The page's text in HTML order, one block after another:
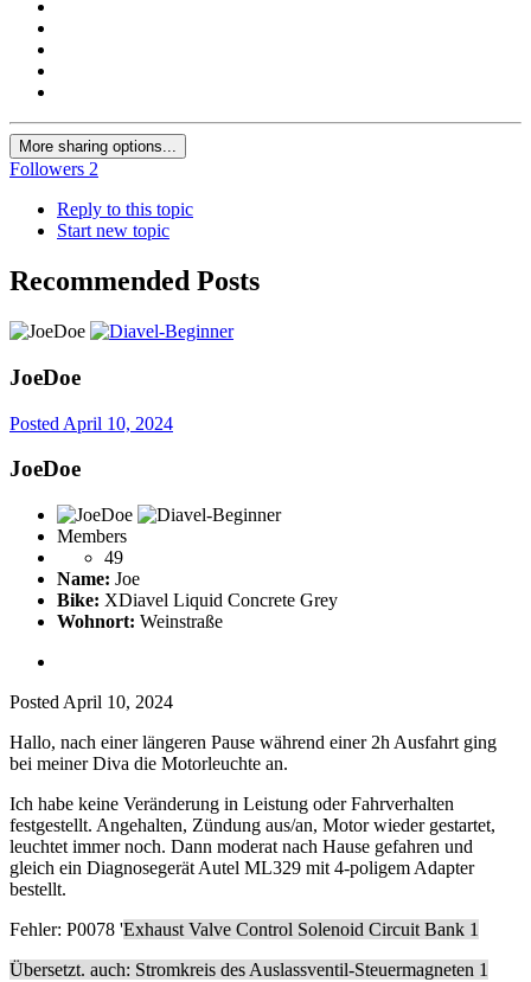
More sharing options...
Followers 2
Reply to this topic
Start new topic
Recommended Posts
JoeDoe
Posted April 10, 2024
JoeDoe
Members
49
Name: Joe
Bike: XDiavel Liquid Concrete Grey
Wohnort: Weinstraße
Posted April 10, 2024
Hallo, nach einer längeren Pause während einer 2h Ausfahrt ging
bei meiner Diva die Motorleuchte an.
Ich habe keine Veränderung in Leistung oder Fahrverhalten
festgestellt. Angehalten, Zündung aus/an, Motor wieder gestartet,
leuchtet immer noch. Dann moderat nach Hause gefahren und
gleich ein Diagnosegerät Autel ML329 mit 4-poligem Adapter
bestellt.
Fehler: P0078 'Exhaust Valve Control Solenoid Circuit Bank 1
Übersetzt. auch: Stromkreis des Auslassventil-Steuermagneten 1